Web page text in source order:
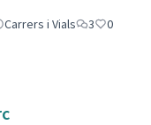
Carrers i Vials 3
0